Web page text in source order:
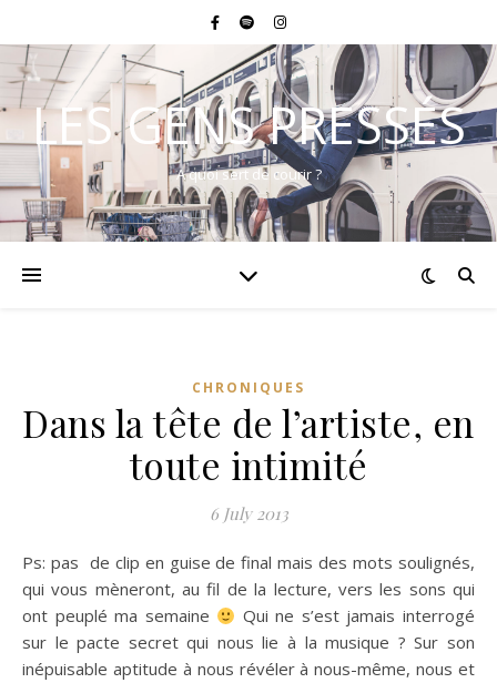
LES GENS PRESSÉS
A quoi sert de courir ?
CHRONIQUES
Dans la tête de l’artiste, en
toute intimité
6 July 2013
Ps: pas de clip en guise de final mais des mots soulignés,
qui vous mèneront, au fil de la lecture, vers les sons qui
ont peuplé ma semaine
Qui ne s’est jamais interrogé
sur le pacte secret qui nous lie à la musique ? Sur son
inépuisable aptitude à nous révéler à nous-même, nous et